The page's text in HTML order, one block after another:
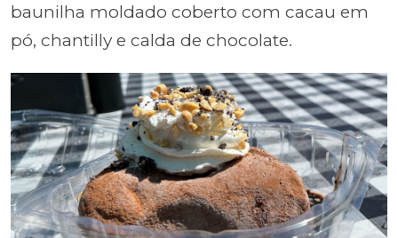
baunilha moldado coberto com cacau em
pó, chantilly e calda de chocolate.